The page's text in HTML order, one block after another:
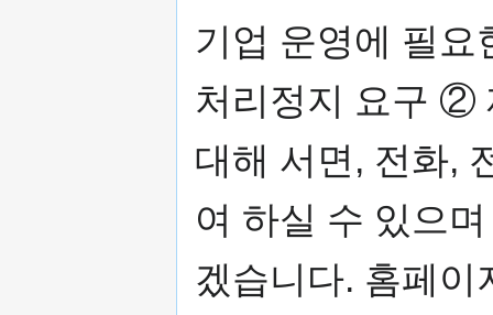
기업 운영에 필요
처리정지 요구 ②
대해 서면, 전화,
여 하실 수 있으
겠습니다. 홈페이